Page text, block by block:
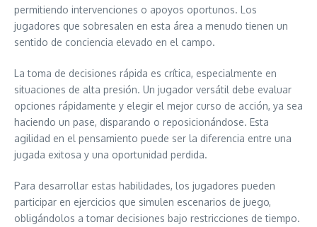
permitiendo intervenciones o apoyos oportunos. Los
jugadores que sobresalen en esta área a menudo tienen un
sentido de conciencia elevado en el campo.
La toma de decisiones rápida es crítica, especialmente en
situaciones de alta presión. Un jugador versátil debe evaluar
opciones rápidamente y elegir el mejor curso de acción, ya sea
haciendo un pase, disparando o reposicionándose. Esta
agilidad en el pensamiento puede ser la diferencia entre una
jugada exitosa y una oportunidad perdida.
Para desarrollar estas habilidades, los jugadores pueden
participar en ejercicios que simulen escenarios de juego,
obligándolos a tomar decisiones bajo restricciones de tiempo.